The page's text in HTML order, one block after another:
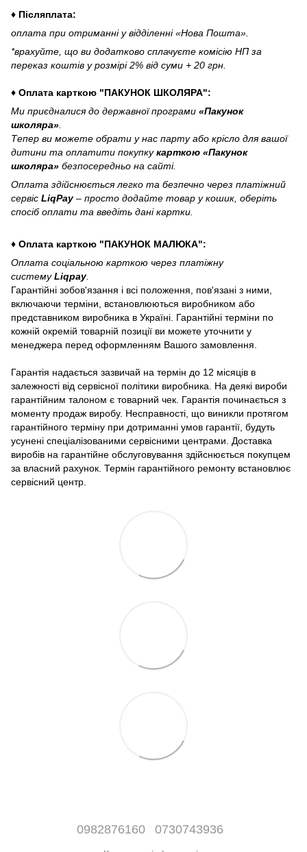
♦ Післяплата:
оплата при отриманні у відділенні «Нова Пошта».
*врахуйте, що ви додатково сплачуєте комісію НП за
переказ коштів у розмірі 2% від суми + 20 грн.
♦ Оплата карткою "ПАКУНОК ШКОЛЯРА":
Ми приєдналися до державної програми «Пакунок
школяра».
Тепер ви можете обрати у нас парту або крісло для вашої
дитини та оплатити покупкукарткою «Пакунок
школяра» безпосередньо на сайті.
Оплата здійснюється легко та безпечно через платіжний
сервіс LiqPay– просто додайте товар у кошик, оберіть
спосіб оплати та введіть дані картки.
♦ Оплата карткою "ПАКУНОК МАЛЮКА":
Оплата соціальною карткою через платіжну
системуLiqpay.
Гарантійні зобов'язання і всі положення, пов'язані з ними,
включаючи терміни, встановлюються виробником або
представником виробника в Україні. Гарантійні терміни по
кожній окремій товарній позиції ви можете уточнити у
менеджера перед оформленням Вашого замовлення.
Гарантія надається зазвичай на термін до 12 місяців в
залежності від сервісної політики виробника. На деякі вироби
гарантійним талоном є товарний чек. Гарантія починається з
моменту продаж виробу. Несправності, що виникли протягом
гарантійного терміну при дотриманні умов гарантії, будуть
усунені спеціалізованими сервісними центрами. Доставка
виробів на гарантійне обслуговування здійснюється покупцем
за власний рахунок. Термін гарантійного ремонту встановлює
сервісний центр.
0982876160 0730743936